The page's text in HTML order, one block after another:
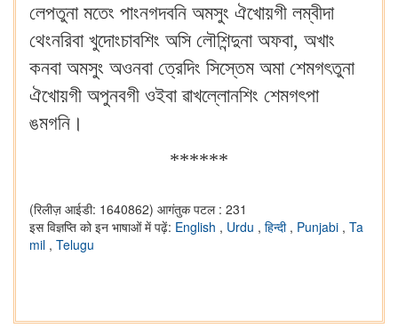
লেপতুনা মতেং পাংনগদবনি অমসুং ঐখোয়গী লম্বীদা
থেংনরিবা খুদোংচাবশিং অসি লৌশিন্দুনা অফবা, অখাং
কনবা অমসুং অওনবা ত্রেদিং সিস্তেম অমা শেমগৎতুনা
ঐখোয়গী অপুনবগী ওইবা ৱাখল্লোনশিং শেমগৎপা
ঙমগনি।
******
(रिलीज़ आईडी: 1640862) आगंतुक पटल : 231
इस विज्ञप्ति को इन भाषाओं में पढ़ें: English , Urdu , हिन्दी , Punjabi , Ta
mil , Telugu